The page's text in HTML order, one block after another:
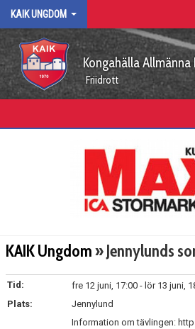
KAIK UNGDOM
Kongahälla Allmänna
Friidrott
GRUPPDELTAGARE
KAIK Ungdom» Jennylunds
Tid:
fre 12 juni, 17:00 - lör 13 juni,
Plats:
Jennylund
Information om tävlingen: